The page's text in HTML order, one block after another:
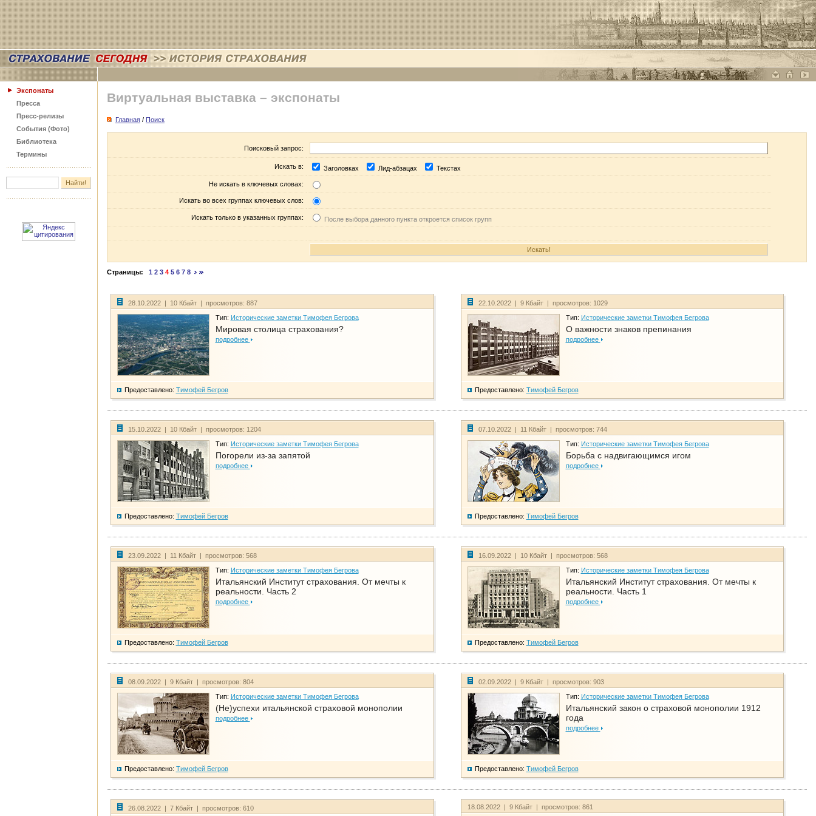
Экспонаты
Пресса
Пресс-релизы
События (Фото)
Библиотека
Термины
Виртуальная выставка – экспонаты
Главная / Поиск
Поисковый запрос:
Искать в: Заголовках Лид-абзацах Текстах
Не искать в ключевых словах:
Искать во всех группах ключевых слов:
Искать только в указанных группах: После выбора данного пункта откроется список групп
Страницы: 1 2 3 4 5 6 7 8
28.10.2022 | 10 Кбайт | просмотров: 887
Тип: Исторические заметки Тимофея Бегрова
Мировая столица страхования?
подробнее
Предоставлено: Тимофей Бегров
22.10.2022 | 9 Кбайт | просмотров: 1029
Тип: Исторические заметки Тимофея Бегрова
О важности знаков препинания
подробнее
Предоставлено: Тимофей Бегров
15.10.2022 | 10 Кбайт | просмотров: 1204
Тип: Исторические заметки Тимофея Бегрова
Погорели из-за запятой
подробнее
Предоставлено: Тимофей Бегров
07.10.2022 | 11 Кбайт | просмотров: 744
Тип: Исторические заметки Тимофея Бегрова
Борьба с надвигающимся игом
подробнее
Предоставлено: Тимофей Бегров
23.09.2022 | 11 Кбайт | просмотров: 568
Тип: Исторические заметки Тимофея Бегрова
Итальянский Институт страхования. От мечты к
реальности. Часть 2
подробнее
Предоставлено: Тимофей Бегров
16.09.2022 | 10 Кбайт | просмотров: 568
Тип: Исторические заметки Тимофея Бегрова
Итальянский Институт страхования. От мечты к
реальности. Часть 1
подробнее
Предоставлено: Тимофей Бегров
08.09.2022 | 9 Кбайт | просмотров: 804
Тип: Исторические заметки Тимофея Бегрова
(Не)успехи итальянской страховой монополии
подробнее
Предоставлено: Тимофей Бегров
02.09.2022 | 9 Кбайт | просмотров: 903
Тип: Исторические заметки Тимофея Бегрова
Итальянский закон о страховой монополии 1912
года
подробнее
Предоставлено: Тимофей Бегров
26.08.2022 | 7 Кбайт | просмотров: 610 18.08.2022 | 9 Кбайт | просмотров: 861